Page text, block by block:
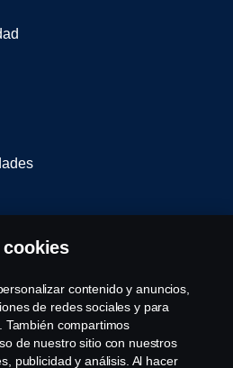
rights reserved. Scania
contenido y anuncios,
de redes sociales y para
También compartimos
de nuestro sitio con nuestros
publicidad y análisis. Al hacer